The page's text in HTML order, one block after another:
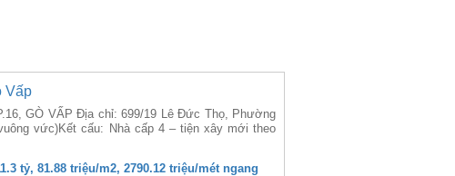
Vấp
GÒ VẤP Địa chỉ: 699/19 Lê Đức Thọ, Phường
vức)Kết cấu: Nhà cấp 4 – tiện xây mới theo
tỷ, 81.88 triệu/m2, 2790.12 triệu/mét ngang